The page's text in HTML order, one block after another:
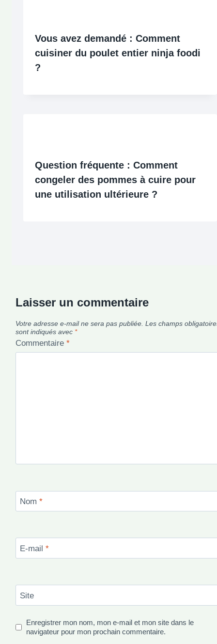
Vous avez demandé : Comment
cuisiner du poulet entier ninja foodi
?
Question fréquente : Comment
congeler des pommes à cuire pour
une utilisation ultérieure ?
Laisser un commentaire
Votre adresse e-mail ne sera pas publiée. Les champs
sont indiqués avec *
Commentaire *
Nom *
E-mail *
Site
Enregistrer mon nom, mon e-mail et mon site dans le
navigateur pour mon prochain commentaire.